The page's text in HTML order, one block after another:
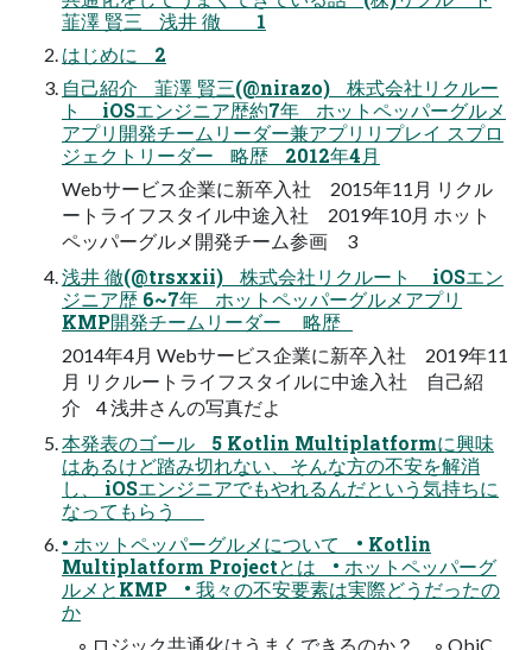
韮澤 賢三 浅井 徹 1
はじめに 2
自己紹介 韮澤 賢三(@nirazo) 株式会社リクルー
ト iOSエンジニア歴約7年 ホットペッパーグルメ
アプリ開発チームリーダー兼アプリリプレイ スプロ
ジェクトリーダー 略歴 2012年4月
Webサービス企業に新卒入社 2015年11月 リクル
ートライフスタイル中途入社 2019年10月 ホット
ペッパーグルメ開発チーム参画 3
浅井 徹(@trsxxii) 株式会社リクルート iOSエン
ジニア歴 6~7年 ホットペッパーグルメアプリ
KMP開発チームリーダー 略歴
2014年4月 Webサービス企業に新卒入社 2019年11
月 リクルートライフスタイルに中途入社 自己紹
介 4 浅井さんの写真だよ
本発表のゴール 5 Kotlin Multiplatformに興味
はあるけど踏み切れない、そんな方の不安を解消
し、 iOSエンジニアでもやれるんだという気持ちに
なってもらう
• ホットペッパーグルメについて • Kotlin
Multiplatform Projectとは • ホットペッパーグ
ルメとKMP • 我々の不安要素は実際どうだったの
か
◦ ロジック共通化はうまくできるのか？ ◦ ObjC